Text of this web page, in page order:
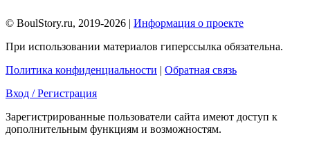
© BoulStory.ru, 2019-2026 | Информация о проекте
При использовании материалов гиперссылка обязательна.
Политика конфиденциальности | Обратная связь
Вход / Регистрация
Зарегистрированные пользователи сайта имеют доступ к
дополнительным функциям и возможностям.